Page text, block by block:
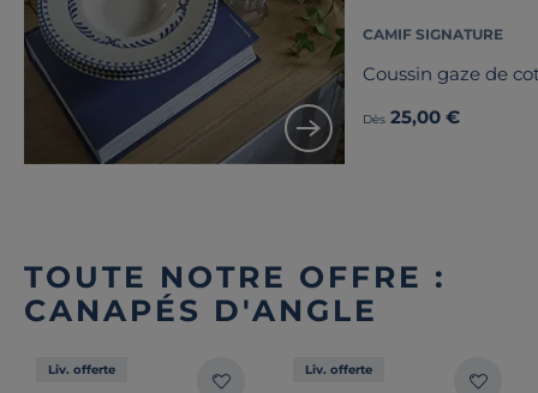
CAMIF SIGNATURE
Coussin gaze de
Dès 25,00 €
TOUTE NOTRE OFFRE :
CANAPÉS D'ANGLE
Liv. offerte Liv. offerte